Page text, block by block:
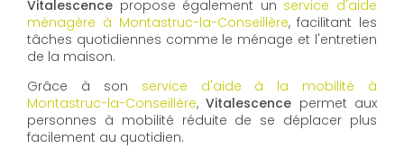
Vitalescence propose également un service d'aide
ménagère à Montastruc-la-Conseillère, facilitant les
tâches quotidiennes comme le ménage et l'entretien
de la maison.
Grâce à son service d'aide à la mobilité à
Montastruc-la-Conseillère,Vitalescence permet aux
personnes à mobilité réduite de se déplacer plus
facilement au quotidien.